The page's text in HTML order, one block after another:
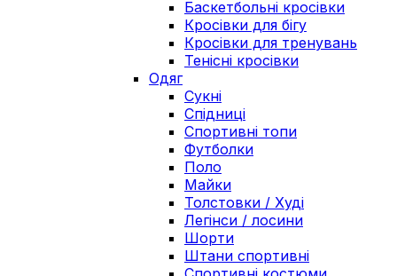
Баскетбольні кросівки
Кросівки для бігу
Кросівки для тренувань
Тенісні кросівки
Одяг
Сукні
Спідниці
Спортивні топи
Футболки
Поло
Майки
Толстовки / Худі
Легінси / лосини
Шорти
Штани спортивні